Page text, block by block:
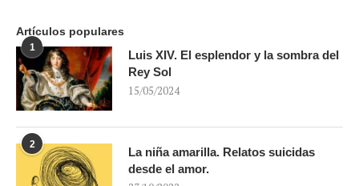
Artículos populares
1
Luis XIV. El esplendor y la sombra del
Rey Sol
15/05/2024
2
La niña amarilla. Relatos suicidas
desde el amor.